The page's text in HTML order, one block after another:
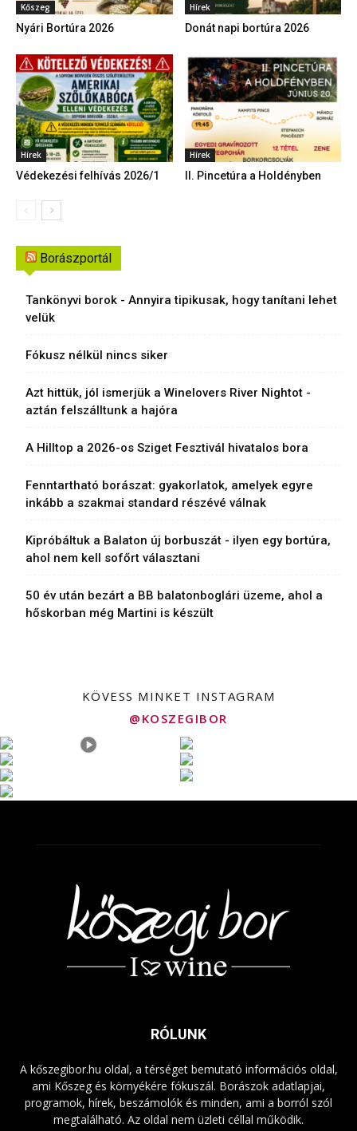
Kőszeg
Nyári Bortúra 2026
Hírek
Donát napi bortúra 2026
Hírek
Védekezési felhívás 2026/1
Hírek
II. Pincetúra a Holdényben
Borászportál
Tankönyvi borok - Annyira tipikusak, hogy tanítani lehet
velük
Fókusz nélkül nincs siker
Azt hittük, jól ismerjük a Winelovers River Nightot -
aztán felszálltunk a hajóra
A Hilltop a 2026-os Sziget Fesztivál hivatalos bora
Fenntartható borászat: gyakorlatok, amelyek egyre
inkább a szakmai standard részévé válnak
Kipróbáltuk a Balaton új borbuszát - ilyen egy bortúra,
ahol nem kell sofőrt választani
50 év után bezárt a BB balatonboglári üzeme, ahol a
hőskorban még Martini is készült
KÖVESS MINKET INSTAGRAM
@KOSZEGIBOR
RÓLUNK
A kőszegibor.hu oldal, a térséget bemutató információs oldal,
ami Kőszeg és környékére fókuszál. Borászok adatlapjai,
programok, hírek, beszámolók és minden, ami a borról szól
megtalálható. Az oldal nem üzleti céllal működik.